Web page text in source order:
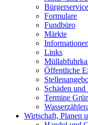
Bürgerservice
Formulare
Fundbüro
Märkte
Links
Öffentliche
Schäden und
Termine
Wirtschaft, Planen